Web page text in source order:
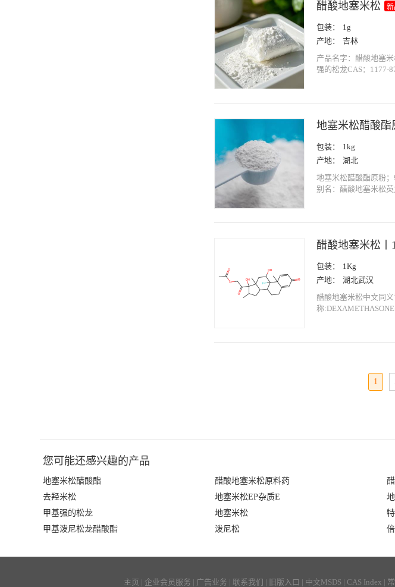
醋酸地塞米松 新
包装： 1g
产地：
吉林
产品名字：醋酸地塞米
强的松龙CAS：1177-
料袋或外加真空铝箔
地塞米松醋酸酯
包装： 1kg
产地：
湖北
地塞米松醋酸酯原粉
别名：醋酸地塞米松英
色至几乎白色的结晶
醋酸地塞米松丨
包装： 1Kg
产地：
湖北武汉
醋酸地塞米松中文同
称
Dioxan...
1
您可能还感兴趣的产品
地塞米松醋酸酯 醋酸地塞米松原料药
去羟米松
地塞米松EP杂质E
甲基强的松龙
地塞米松
甲基泼尼松龙醋酸酯
泼尼松
主页 | 企业会员服务 | 广告业务 | 联系我们 | 旧版入口 | 中文MSDS | CAS Index |